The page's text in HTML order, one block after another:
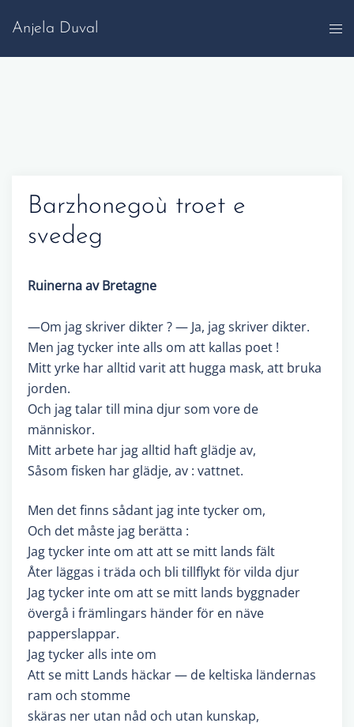
Anjela Duval
Barzhonegoù troet e
svedeg
Ruinerna av Bretagne
—Om jag skriver dikter ? — Ja, jag skriver dikter.
Men jag tycker inte alls om att kallas poet !
Mitt yrke har alltid varit att hugga mask, att bruka
jorden.
Och jag talar till mina djur som vore de
människor.
Mitt arbete har jag alltid haft glädje av,
Såsom fisken har glädje, av : vattnet.
Men det finns sådant jag inte tycker om,
Och det måste jag berätta :
Jag tycker inte om att att se mitt lands fält
Åter läggas i träda och bli tillflykt för vilda djur
Jag tycker inte om att se mitt lands byggnader
övergå i främlingars händer för en näve
papperslappar.
Jag tycker alls inte om
Att se mitt Lands häckar — de keltiska ländernas
ram och stomme
skäras ner utan nåd och utan kunskap,